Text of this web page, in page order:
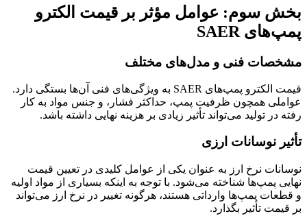
بخش سوم: عوامل مؤثر بر قیمت الکترو
پمپ‌های SAER
مشخصات فنی و مدل‌های مختلف
قیمت الکترو پمپ‌های SAER به ویژگی‌های فنی آن‌ها بستگی دارد.
عواملی همچون ظرفیت پمپ، حداکثر فشار، و جنس مواد به کار
رفته در تولید می‌تواند تأثیر زیادی بر هزینه نهایی داشته باشد.
تأثیر نوسانات ارزی
نوسانات نرخ ارز به عنوان یکی از عوامل کلیدی در تعیین قیمت
نهایی پمپ‌ها شناخته می‌شود. با توجه به اینکه بسیاری از مواد اولیه
و قطعات پمپ‌ها وارداتی هستند، هرگونه تغییر در نرخ ارز می‌تواند
بر قیمت تأثیر بگذارد.